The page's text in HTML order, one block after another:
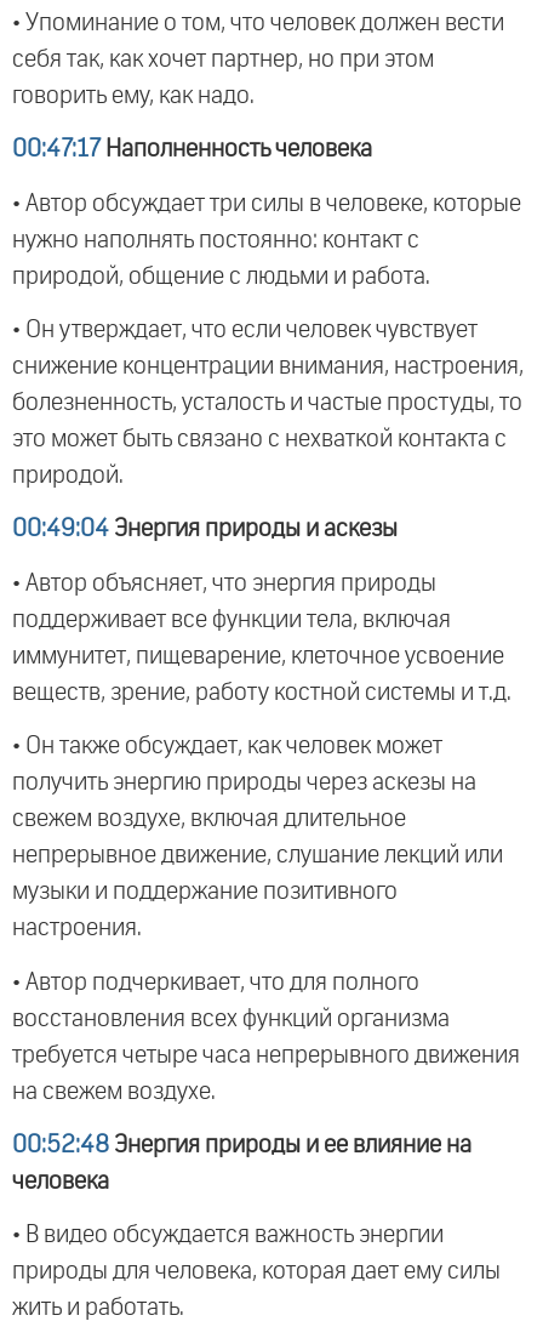
• Упоминание о том, что человек должен вести
себя так, как хочет партнер, но при этом
говорить ему, как надо.
00:47:17 Наполненность человека
• Автор обсуждает три силы в человеке, которые
нужно наполнять постоянно: контакт с
природой, общение с людьми и работа.
• Он утверждает, что если человек чувствует
снижение концентрации внимания, настроения,
болезненность, усталость и частые простуды, то
это может быть связано с нехваткой контакта с
природой.
00:49:04 Энергия природы и аскезы
• Автор объясняет, что энергия природы
поддерживает все функции тела, включая
иммунитет, пищеварение, клеточное усвоение
веществ, зрение, работу костной системы и т.д.
• Он также обсуждает, как человек может
получить энергию природы через аскезы на
свежем воздухе, включая длительное
непрерывное движение, слушание лекций или
музыки и поддержание позитивного
настроения.
• Автор подчеркивает, что для полного
восстановления всех функций организма
требуется четыре часа непрерывного движения
на свежем воздухе.
00:52:48 Энергия природы и ее влияние на
человека
• В видео обсуждается важность энергии
природы для человека, которая дает ему силы
жить и работать.